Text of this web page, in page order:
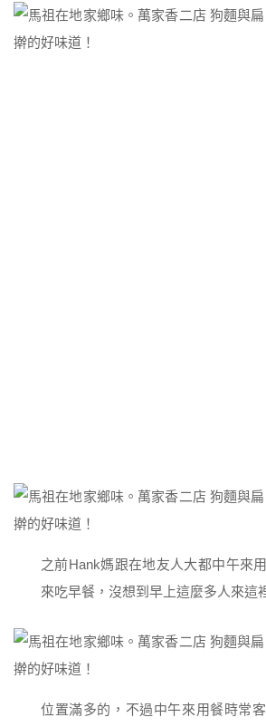
之前Hank媽跟在地友人大都中午來
來吃早餐，沒想到早上這麼多人來這
位置滿多的，不過中午來用餐時常